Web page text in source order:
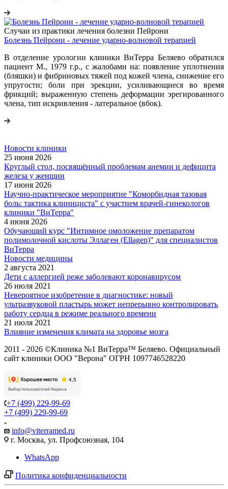
Случаи из практики лечения болезни Пейрони
Болезнь Пейрони - лечение ударно-волновой терапией
В отделение урологии клиники ВиТерра Беляево обратился
пациент M., 1979 г.р., с жалобами на: появление уплотнения
(бляшки) и фибриновых тяжей под кожей члена, снижение его
упругости; боли при эрекции, усиливающиеся во время
фрикций; выраженную степень деформации эрегированного
члена, тип искривления - латеральное (вбок).
Новости клиники
25 июня 2026
Круглый стол, посвящённый проблемам анемии и дефицита
железа у женщин
17 июня 2026
Научно-практическое мероприятие "Коморбидная тазовая
боль: тактика клинициста" с участием врачей-гинекологов
клиники "ВиТерра"
4 июня 2026
Обучающий курс "Интимное омоложение препаратом
полимолочной кислоты Эллаген (Ellagen)" для специалистов
ВиТерра
Новости медицины
2 августа 2021
Дети с аллергией реже заболевают коронавирусом
26 июля 2021
Невероятное изобретение в диагностике: новый
ультразвуковой пластырь может непрерывно контролировать
работу сердца в режиме реального времени
21 июля 2021
Влияние изменения климата на здоровье мозга
2011 - 2026 ©Клиника №1 ВиТерра™ Беляево. Официальный
сайт клиники ООО "Верона" ОГРН 1097746528220
+7 (499) 229-99-69
+7 (499) 229-99-69
info@viterramed.ru
г. Москва, ул. Профсоюзная, 104
WhatsApp
Политика конфиденциальности